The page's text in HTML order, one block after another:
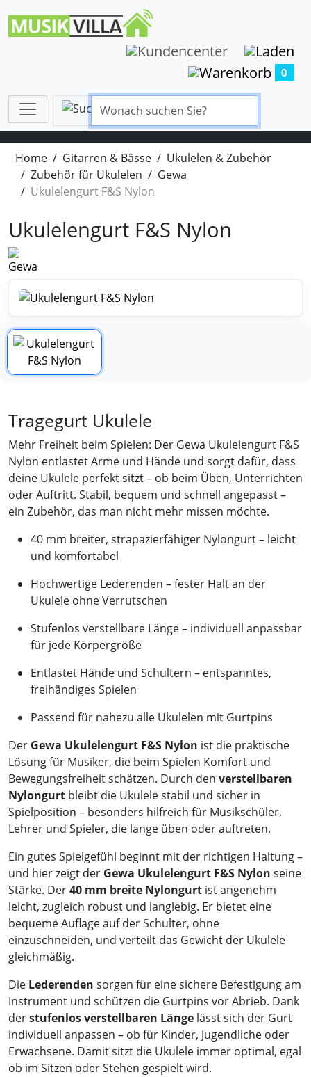
0
Home Gitarren & Bässe
Ukulelen & Zubehör
Zubehör für Ukulelen
Gewa
Ukulelengurt F&S Nylon
Ukulelengurt F&S Nylon
Tragegurt Ukulele
Mehr Freiheit beim Spielen: Der Gewa Ukulelengurt F&S
Nylon entlastet Arme und Hände und sorgt dafür, dass
deine Ukulele perfekt sitzt – ob beim Üben, Unterrichten
oder Auftritt. Stabil, bequem und schnell angepasst –
ein Zubehör, das man nicht mehr missen möchte.
40 mm breiter, strapazierfähiger Nylongurt – leicht
und komfortabel
Hochwertige Lederenden – fester Halt an der
Ukulele ohne Verrutschen
Stufenlos verstellbare Länge – individuell anpassbar
für jede Körpergröße
Entlastet Hände und Schultern – entspanntes,
freihändiges Spielen
Passend für nahezu alle Ukulelen mit Gurtpins
Der Gewa Ukulelengurt F&S Nylon ist die praktische
Lösung für Musiker, die beim Spielen Komfort und
Bewegungsfreiheit schätzen. Durch den verstellbaren
Nylongurt bleibt die Ukulele stabil und sicher in
Spielposition – besonders hilfreich für Musikschüler,
Lehrer und Spieler, die lange üben oder auftreten.
Ein gutes Spielgefühl beginnt mit der richtigen Haltung –
und hier zeigt der Gewa Ukulelengurt F&S Nylon seine
Stärke. Der40 mm breite Nylongurt ist angenehm
leicht, zugleich robust und langlebig. Er bietet eine
bequeme Auflage auf der Schulter, ohne
einzuschneiden, und verteilt das Gewicht der Ukulele
gleichmäßig.
Die Lederenden sorgen für eine sichere Befestigung am
Instrument und schützen die Gurtpins vor Abrieb. Dank
derstufenlos verstellbaren Länge lässt sich der Gurt
individuell anpassen – ob für Kinder, Jugendliche oder
Erwachsene. Damit sitzt die Ukulele immer optimal, egal
ob im Sitzen oder Stehen gespielt wird.